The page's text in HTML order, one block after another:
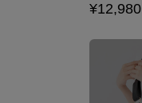
¥12,980